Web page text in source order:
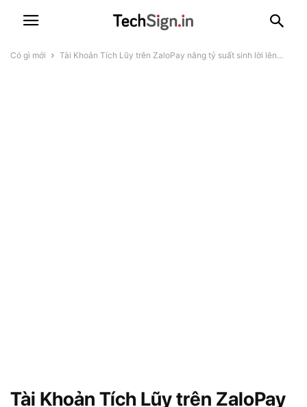
Có gì mới Tài Khoản Tích Lũy trên ZaloPay nâng tỷ suất sinh lời lên...
Tài Khoản Tích Lũy trên ZaloPay